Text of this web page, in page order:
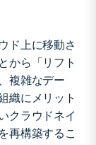
ド上に移動さ
から「リフト
複雑なデー
織にメリット
クラウドネイ
再構築するこ